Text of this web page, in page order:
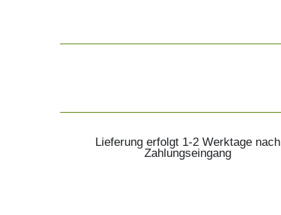
Lieferung erfolgt 1-2 Werktage nach
Zahlungseingang